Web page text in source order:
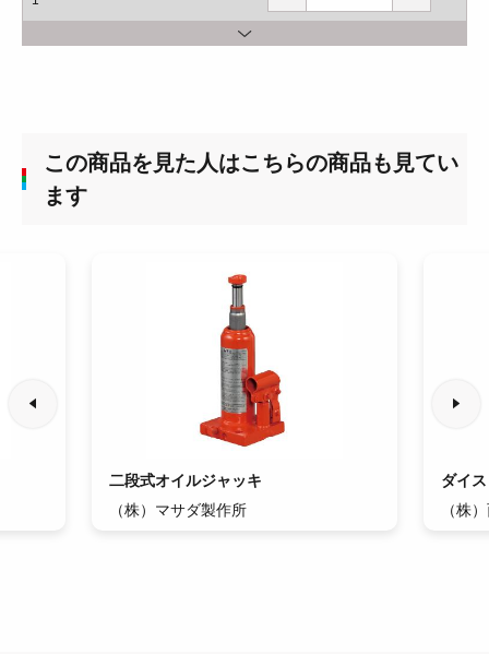
この商品を見た人はこちらの商品も見てい
ます
二段式オイルジャッキ
（株）マサダ製作所
ダイ
（株